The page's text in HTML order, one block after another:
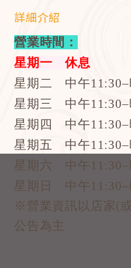
詳細介紹
營業時間：
星期一 休息
星期二 中午11:30–
星期三 中午11:30–
星期四 中午11:30–
星期五 中午11:30–
星期六 中午11:30–
星期日 中午11:30–
※營業資訊以店家(
公告為主